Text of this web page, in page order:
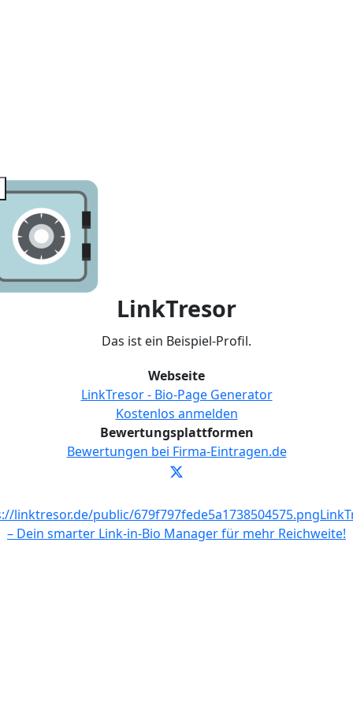
LinkTresor
Das ist ein Beispiel-Profil.
Webseite
LinkTresor - Bio-Page Generator
Kostenlos anmelden
Bewertungsplattformen
Bewertungen bei Firma-Eintragen.de